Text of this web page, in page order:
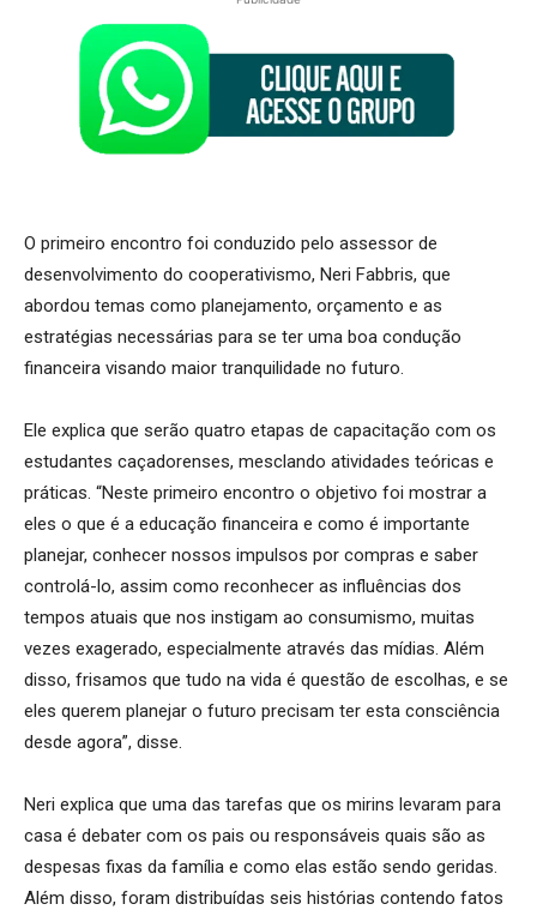
O primeiro encontro foi conduzido pelo assessor de
desenvolvimento do cooperativismo, Neri Fabbris, que
abordou temas como planejamento, orçamento e as
estratégias necessárias para se ter uma boa condução
financeira visando maior tranquilidade no futuro.
Ele explica que serão quatro etapas de capacitação com os
estudantes caçadorenses, mesclando atividades teóricas e
práticas. “Neste primeiro encontro o objetivo foi mostrar a
eles o que é a educação financeira e como é importante
planejar, conhecer nossos impulsos por compras e saber
controlá-lo, assim como reconhecer as influências dos
tempos atuais que nos instigam ao consumismo, muitas
vezes exagerado, especialmente através das mídias. Além
disso, frisamos que tudo na vida é questão de escolhas, e se
eles querem planejar o futuro precisam ter esta consciência
desde agora”, disse.
Neri explica que uma das tarefas que os mirins levaram para
casa é debater com os pais ou responsáveis quais são as
despesas fixas da família e como elas estão sendo geridas.
Além disso, foram distribuídas seis histórias contendo fatos